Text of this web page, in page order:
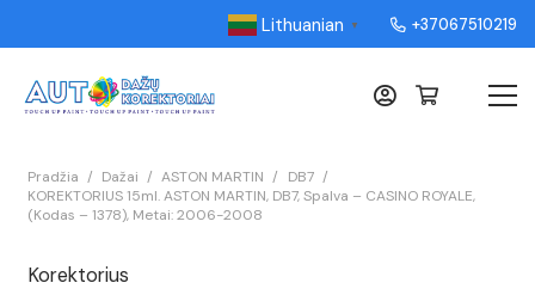
Lithuanian ▼ +37067510219
Pradžia / Dažai / ASTON MARTIN / DB7 /
KOREKTORIUS 15ml. ASTON MARTIN, DB7, Spalva – CASINO ROYALE,
(Kodas – 1378), Metai: 2006-2008
Korektorius